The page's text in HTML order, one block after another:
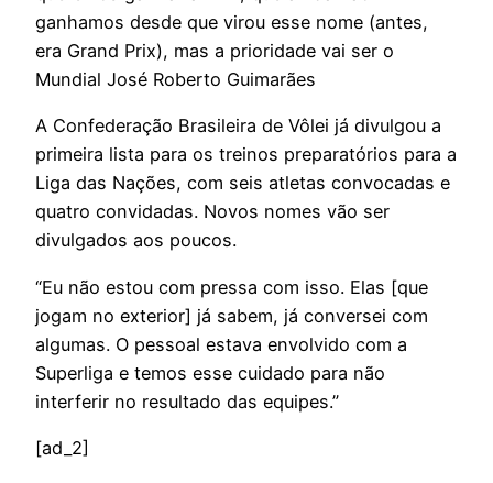
ganhamos desde que virou esse nome (antes,
era Grand Prix), mas a prioridade vai ser o
Mundial José Roberto Guimarães
A Confederação Brasileira de Vôlei já divulgou a
primeira lista para os treinos preparatórios para a
Liga das Nações, com seis atletas convocadas e
quatro convidadas. Novos nomes vão ser
divulgados aos poucos.
“Eu não estou com pressa com isso. Elas [que
jogam no exterior] já sabem, já conversei com
algumas. O pessoal estava envolvido com a
Superliga e temos esse cuidado para não
interferir no resultado das equipes.”
[ad_2]